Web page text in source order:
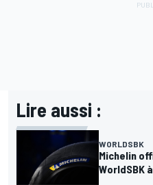
Lire aussi :
WORLDSBK
Michelin
WorldSBK